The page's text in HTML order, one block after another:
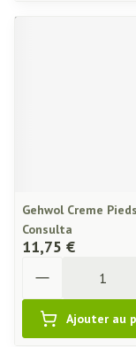
Gehwol Creme
Consulta
11,75 €
Ajouter au